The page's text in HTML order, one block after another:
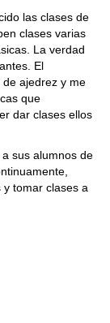
las clases de
clases varias
La verdad
El
ajedrez y me
que
dar clases ellos
sus alumnos de
tomar clases a